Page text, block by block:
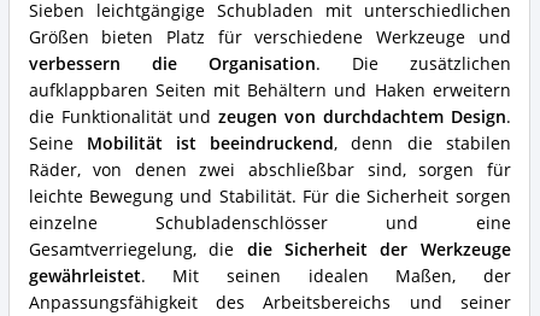
Sieben leichtgängige Schubladen mit unterschiedlichen
Größen bieten Platz für verschiedene Werkzeuge und
verbessern die Organisation. Die zusätzlichen
aufklappbaren Seiten mit Behältern und Haken erweitern
die Funktionalität undzeugen von durchdachtem Design.
Seine Mobilität ist beeindruckend, denn die stabilen
Räder, von denen zwei abschließbar sind, sorgen für
leichte Bewegung und Stabilität. Für die Sicherheit sorgen
einzelne Schubladenschlösser und eine
Gesamtverriegelung, die die Sicherheit der Werkzeuge
gewährleistet. Mit seinen idealen Maßen, der
Anpassungsfähigkeit des Arbeitsbereichs und seiner